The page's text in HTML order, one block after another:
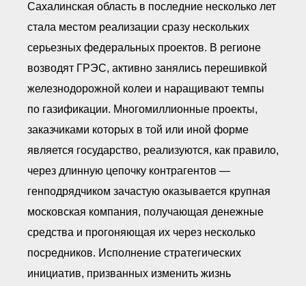
● Реестр членов
Ассоциации,
осуществляющих
строительный контроль
объединения
● Реестр членов
Застройщиков
● Реестр членов
заказчиков
Ассоциации с правом
имеющих строительные
лаборатории
Архив реестров
Общественный контроль
Политика информационной
Сахалинская область в последние несколько лет
стала местом реализации сразу нескольких
серьезных федеральных проектов. В регионе
возводят ГРЭС, активно занялись перешивкой
железнодорожной колеи и наращивают темпы
по газификации. Многомиллионные проекты,
заказчиками которых в той или иной форме
является государство, реализуются, как правило,
через длинную цепочку контрагентов —
генподрядчиком зачастую оказывается крупная
московская компания, получающая денежные
средства и прогоняющая их через несколько
посредников. Исполнение стратегических
инициатив, призванных изменить жизнь